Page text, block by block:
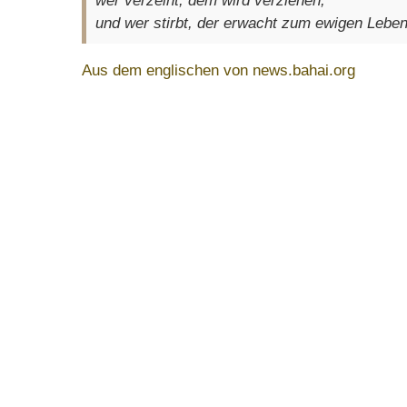
und wer stirbt, der erwacht zum ewigen
Aus dem englischen von news.bahai.org